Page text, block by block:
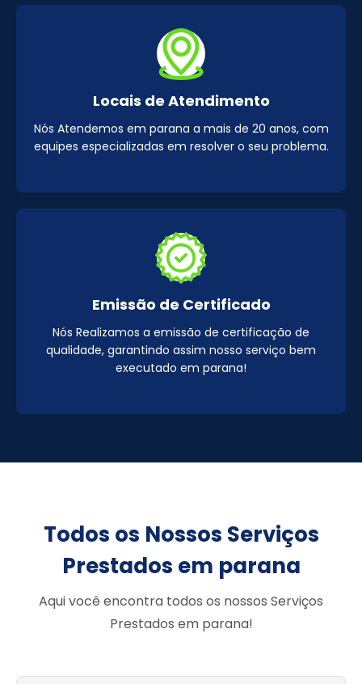
Locais de Atendimento
Nós Atendemos em parana a mais de 20 anos, com
equipes especializadas em resolver o seu problema.
Emissão de Certificado
Nós Realizamos a emissão de certificação de
qualidade, garantindo assim nosso serviço bem
executado em parana!
Todos os Nossos Serviços
Prestados em parana
Aqui você encontra todos os nossos Serviços
Prestados em parana!